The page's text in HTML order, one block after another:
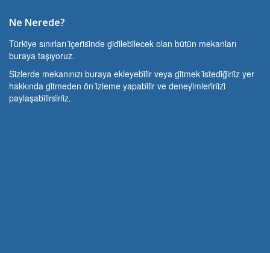
Ne Nerede?
Türki̇ye sınırları i̇çeri̇si̇nde gi̇di̇lebi̇lecek olan bütün mekanları
buraya taşıyoruz.
Si̇zlerde mekanınızı buraya ekleyebi̇li̇r veya gi̇tmek i̇stedi̇ği̇ni̇z yer
hakkında gi̇tmeden ön i̇zleme yapabi̇li̇r ve deneyi̇mleri̇ni̇zi̇
paylaşabi̇li̇rsi̇ni̇z.